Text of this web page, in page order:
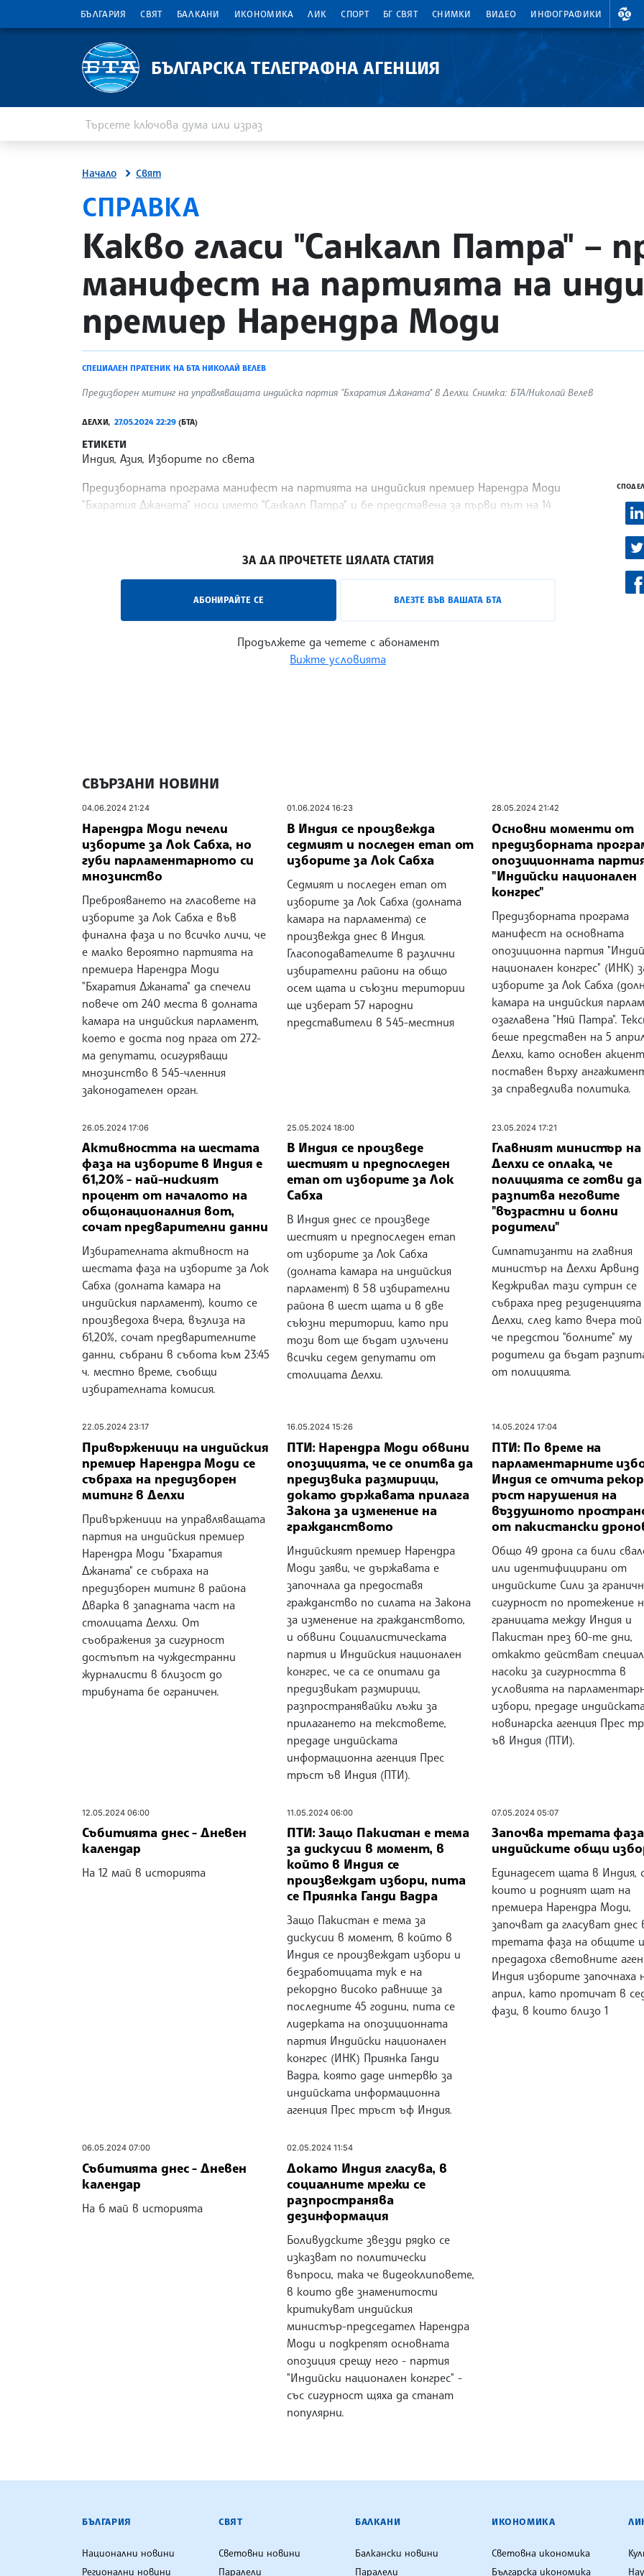
БЪЛГАРИЯ СВЯТ БАЛКАНИ ИКОНОМИКА ЛИК СПОРТ БГ СВЯТ СНИМКИ ВИДЕО ИНФОГРАФИКИ
БЪЛГАРСКА ТЕЛЕГРАФНА АГЕНЦИЯ
Начало Свят
СПРАВКА
site.bta
Какво гласи "Санкалп Патра" –
манифест на партията на
премиер Нарендра Моди
СПЕЦИАЛЕН ПРАТЕНИК НА БТА НИКОЛАЙ ВЕЛЕВ
Предизборен митинг на управляващата индийска партия "Бхаратия Джаната" в Делхи. Снимка: БТА/Николай Велев
ДЕЛХИ, 27.05.2024 22:29 (БТА)
ЕТИКЕТИ
Индия, Азия, Изборите по света
Предизборната програма манифест на партията на индийския премиер Нарендра Моди
"Бхаратия Джаната" носи името "Санкалп Патра" и бе представена за първи път на 14
ЗА ДА ПРОЧЕТЕТЕ ЦЯЛАТА СТАТИЯ
АБОНИРАЙТЕ СЕ ВЛЕЗТЕ ВЪВ ВАШАТА БТА
Продължете да четете с абонамент
Вижте условията
СВЪРЗАНИ НОВИНИ
04.06.2024 21:24
Нарендра Моди печели
изборите за Лок Сабха, но
губи парламентарното си
мнозинство
Преброяването на гласовете на
изборите за Лок Сабха е във
финална фаза и по всичко личи, че
е малко вероятно партията на
премиера Нарендра Моди
"Бхаратия Джаната" да спечели
повече от 240 места в долната
камара на индийския парламент,
което е доста под прага от 272-
ма депутати, осигуряващи
мнозинство в 545-членния
законодателен орган.
01.06.2024 16:23
В Индия се произвежда
седмият и последен етап от
изборите за Лок Сабха
Седмият и последен етап от
изборите за Лок Сабха (долната
камара на парламента) се
произвежда днес в Индия.
Гласоподавателите в различни
избирателни райони на общо
осем щата и съюзни територии
ще изберат 57 народни
представители в 545-местния
28.05.2024 21:42
Основни моменти от
предизборната
опозиционната
"Индийски национален
конгрес"
Предизборната програма
манифест на основната
опозиционна партия
национален конгрес" (ИНК)
изборите за Лок Сабха
камара на индийския
озаглавена "Няй Патра".
беше представен на 5
Делхи, като основен
поставен върху
за справедлива политика.
26.05.2024 17:06
Активността на шестата
фаза на изборите в Индия е
61,20% - най-ниският
процент от началото на
общонационалния вот,
сочат предварителни данни
Избирателната активност на
шестата фаза на изборите за Лок
Сабха (долната камара на
индийския парламент), които се
произведоха вчера, възлиза на
61,20%, сочат предварителните
данни, събрани в събота към 23:45
ч. местно време, съобщи
избирателната комисия.
25.05.2024 18:00
В Индия се произведе
шестият и предпоследен
етап от изборите за Лок
Сабха
В Индия днес се произведе
шестият и предпоследен етап
от изборите за Лок Сабха
(долната камара на индийския
парламент) в 58 избирателни
района в шест щата и в две
съюзни територии, като при
този вот ще бъдат излъчени
всички седем депутати от
столицата Делхи.
23.05.2024 17:21
Главният министър на
Делхи се оплака, че
полицията се готви да
разпитва неговите
"възрастни и болни
родители"
Симпатизанти на главния
министър на Делхи Арвинд
Кеджривал тази сутрин се
събраха пред
Делхи, след като вчера той
че предстои "болните" му
родители да бъдат
от полицията.
22.05.2024 23:17
Привърженици на индийския
премиер Нарендра Моди се
събраха на предизборен
митинг в Делхи
Привърженици на управляващата
партия на индийския премиер
Нарендра Моди "Бхаратия
Джаната" се събраха на
предизборен митинг в района
Дварка в западната част на
столицата Делхи. От
съображения за сигурност
достъпът на чуждестранни
журналисти в близост до
трибуната бе ограничен.
16.05.2024 15:26
ПТИ: Нарендра Моди обвини
опозицията, че се опитва да
предизвика размирици,
докато държавата прилага
Закона за изменение на
гражданството
Индийският премиер Нарендра
Моди заяви, че държавата е
започнала да предоставя
гражданство по силата на Закона
за изменение на гражданството,
и обвини Социалистическата
партия и Индийския национален
конгрес, че са се опитали да
предизвикат размирици,
разпространявайки лъжи за
прилагането на текстовете,
предаде индийската
информационна агенция Прес
тръст ъв Индия (ПТИ).
14.05.2024 17:04
ПТИ: По време на
парламентарните
Индия се отчита
ръст нарушения на
въздушното
от пакистански
Общо 49 дрона са били
или идентифицирани от
индийските Сили за
сигурност по протежение
границата между Индия и
Пакистан през 60-те дни,
откакто действат
насоки за сигурността в
условията на
избори, предаде
новинарска агенция Прес
ъв Индия (ПТИ).
12.05.2024 06:00
Събитията днес - Дневен
календар
На 12 май в историята
11.05.2024 06:00
ПТИ: Защо Пакистан e тема
за дискусии в момент, в
който в Индия се
произвеждат избори, пита
се Приянка Ганди Вадра
Защо Пакистан e тема за
дискусии в момент, в който в
Индия се произвеждат избори и
безработицата тук е на
рекордно високо равнище за
последните 45 години, пита се
лидерката на опозиционната
партия Индийски национален
конгрес (ИНК) Приянка Ганди
Вадра, която даде интервю за
индийската информационна
агенция Прес тръст ъф Индия.
07.05.2024 05:07
Започва третата
индийските общи
Единадесет щата в Индия,
които и родният щат на
премиера Нарендра Моди,
започват да гласуват днес
третата фаза на общите
предадоха световните
Индия изборите започнаха
април, като протичат в
фази, в които близо 1
06.05.2024 07:00
Събитията днес - Дневен
календар
На 6 май в историята
02.05.2024 11:54
Докато Индия гласува, в
социалните мрежи се
разпространява
дезинформация
Боливудските звезди рядко се
изказват по политически
въпроси, така че видеоклиповете,
в които две знаменитости
критикуват индийския
министър-председател Нарендра
Моди и подкрепят основната
опозиция срещу него - партия
"Индийски национален конгрес" -
със сигурност щяха да станат
популярни.
БЪЛГАРСКА ТЕЛЕГРАФНА АГЕНЦИЯ
БЪЛГАРИЯ
Национални новини
Регионални новини
СВЯТ
Световни новини
Паралели
БАЛКАНИ
Балкански новини
Паралели
ИКОНОМИКА
Световна икономика
Българска икономика